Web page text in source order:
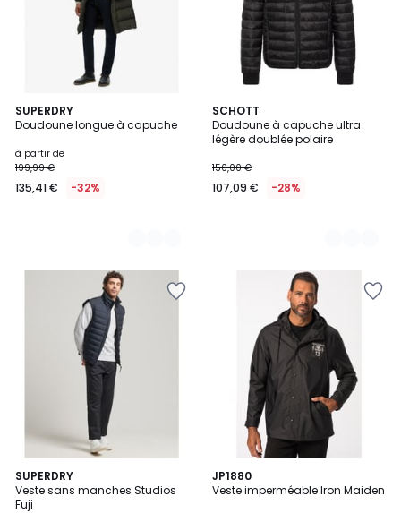
SUPERDRY
Doudoune longue à capuche
à partir de
199,99 €
135,41 € -32%
2
Couleurs
SCHOTT
Doudoune à capuche ultra
légère doublée polaire
150,00 €
107,09 € -28%
2
Couleurs
SUPERDRY
Veste sans manches Studios
Fuji
JP1880
Veste imperméable Iron Maiden